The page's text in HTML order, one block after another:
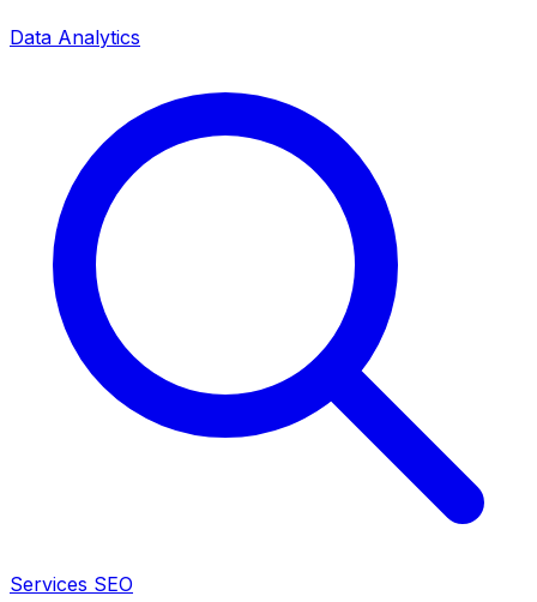
Data Analytics
Services SEO